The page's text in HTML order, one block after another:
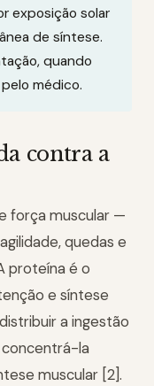
exposição solar
de síntese.
quando
médico.
contra a
força muscular —
quedas e
proteína é o
e síntese
a ingestão
la
muscular [2].